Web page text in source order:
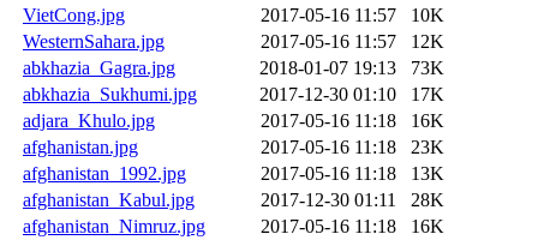
VietCong.jpg
2017-05-16 11:57
10K
WesternSahara.jpg
2017-05-16 11:57
12K
abkhazia_Gagra.jpg
2018-01-07 19:13
73K
abkhazia_Sukhumi.jpg
2017-12-30 01:10
17K
adjara_Khulo.jpg
2017-05-16 11:18
16K
afghanistan.jpg
2017-05-16 11:18
23K
afghanistan_1992.jpg
2017-05-16 11:18
13K
afghanistan_Kabul.jpg
2017-12-30 01:11
28K
afghanistan_Nimruz.jpg
2017-05-16 11:18
16K